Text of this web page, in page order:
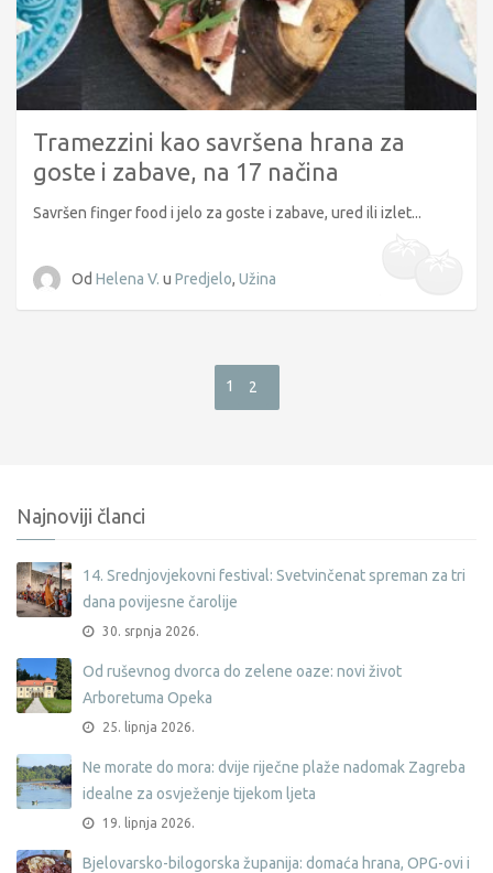
Tramezzini kao savršena hrana za
goste i zabave, na 17 načina
Savršen finger food i jelo za goste i zabave, ured ili izlet...
Od Helena V. u Predjelo, Užina
1 2
Najnoviji članci
14. Srednjovjekovni festival: Svetvinčenat spreman za tri
dana povijesne čarolije
30. srpnja 2026.
Od ruševnog dvorca do zelene oaze: novi život
Arboretuma Opeka
25. lipnja 2026.
Ne morate do mora: dvije riječne plaže nadomak Zagreba
idealne za osvježenje tijekom ljeta
19. lipnja 2026.
Bjelovarsko-bilogorska županija: domaća hrana, OPG-ovi i